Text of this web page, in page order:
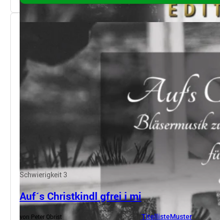
Schwierigkeit 3
Auf´s Christkindl gfrei i mi
von Peter Obrist TitellisteMuster